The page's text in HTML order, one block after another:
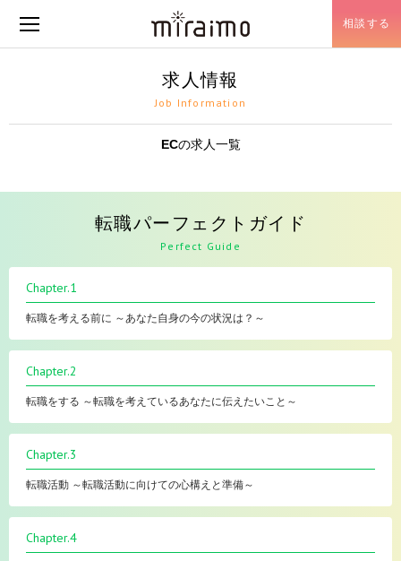
相談する
求人情報
Job Information
ECの求人一覧
転職パーフェクトガイド
Perfect Guide
Chapter.1
転職を考える前に ～あなた自身の今の状況は？～
Chapter.2
転職をする ～転職を考えているあなたに伝えたいこと～
Chapter.3
転職活動 ～転職活動に向けての心構えと準備～
Chapter.4